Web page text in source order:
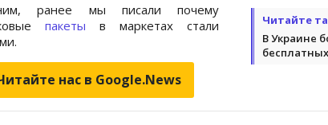
Читайте
В Украине
ранее мы писали почему
пакеты в маркетах стали
нас в Google.News